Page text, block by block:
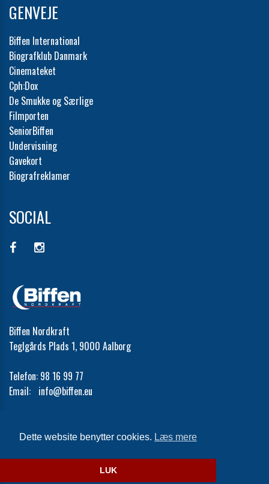
Dette website benytter cookies. Læs mere
LUK
GENVEJE
Biffen International
Biografklub Danmark
Cinemateket
Cph:Dox
De Smukke og Særlige
Filmporten
SeniorBiffen
Undervisning
Gavekort
Biografreklamer
SOCIAL
Biffen Nordkraft
Teglgårds Plads 1, 9000 Aalborg
Telefon: 98 16 99 77
Email: info@biffen.eu